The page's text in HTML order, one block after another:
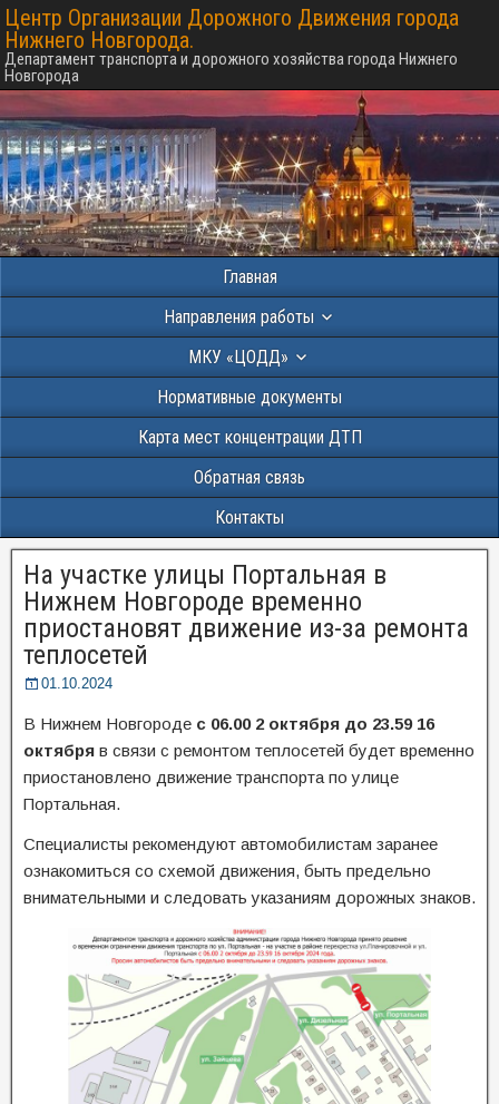
Центр Организации Дорожного Движения города
Нижнего Новгорода.
Департамент транспорта и дорожного хозяйства города Нижнего
Новгорода
Главная
Направления работы
МКУ «ЦОДД»
Нормативные документы
Карта мест концентрации ДТП
Обратная связь
Контакты
На участке улицы Портальная в
Нижнем Новгороде временно
приостановят движение из-за ремонта
теплосетей
01.10.2024
В Нижнем Новгороде с 06.00 2 октября до 23.59 16
октября в связи с ремонтом теплосетей будет временно
приостановлено движение транспорта по улице
Портальная.
Специалисты рекомендуют автомобилистам заранее
ознакомиться со схемой движения, быть предельно
внимательными и следовать указаниям дорожных знаков.